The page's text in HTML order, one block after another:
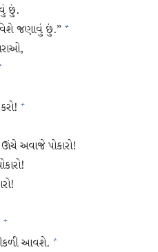
છું.
જણાવું છું.” +
+
અવાજે પોકારો!
+
આવશે. +